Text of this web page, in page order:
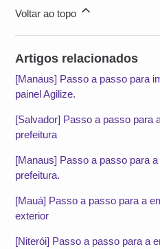
Voltar ao topo
Artigos relacionados
[Manaus] Passo a passo para
painel Agilize.
[Salvador] Passo a passo para
prefeitura
[Manaus] Passo a passo para
prefeitura.
[Mauá] Passo a passo para a
exterior
[Niterói] Passo a passo para a